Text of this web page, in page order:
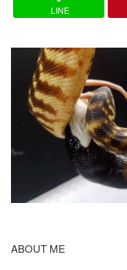
LINE
ABOUT ME